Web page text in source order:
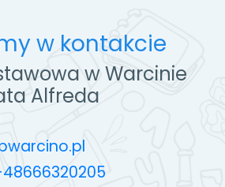
w kontakcie
w Warcinie
Alfreda